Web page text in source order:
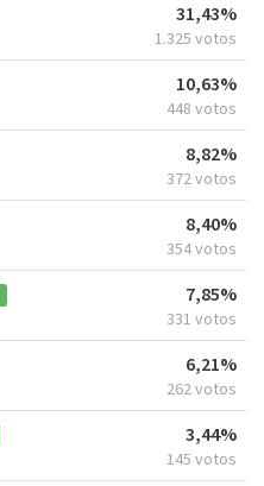
31,43%
1.325 votos
10,63%
448 votos
8,82%
372 votos
8,40%
354 votos
7,85%
331 votos
6,21%
262 votos
3,44%
145 votos